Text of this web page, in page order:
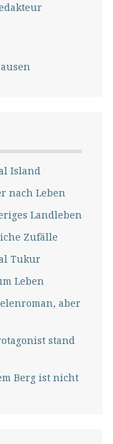
Island
nach Leben
Landleben
Zufälle
Tukur
Leben
aber
stand
Berg ist nicht